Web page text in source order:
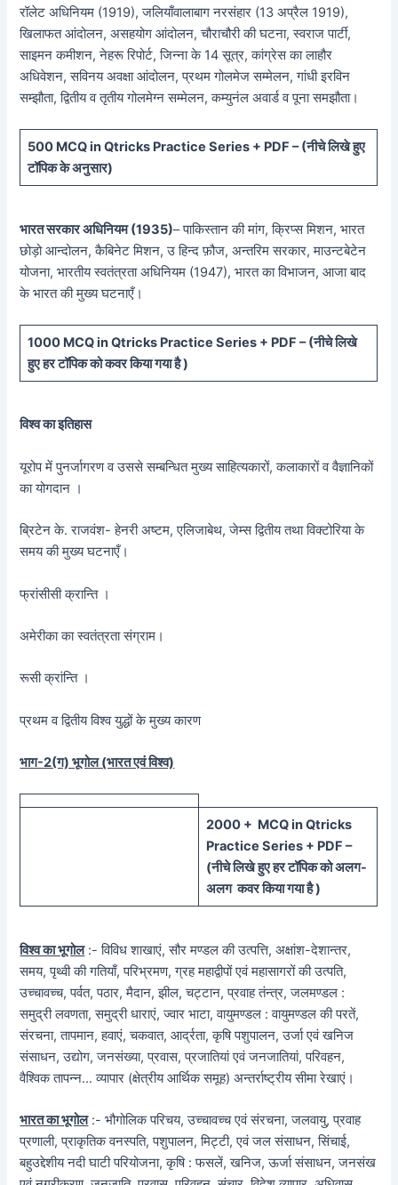
रॉलेट अधिनियम (1919), जलियाँवालाबाग नरसंहार (13 अप्रैल 1919),
खिलाफत आंदोलन, असहयोग आंदोलन, चौराचौरी की घटना, स्वराज पार्टी,
साइमन कमीशन, नेहरू रिपोर्ट, जिन्ना के 14 सूत्र, कांग्रेस का लाहौर
अधिवेशन, सविनय अवक्षा आंदोलन, प्रथम गोलमेज सम्मेलन, गांधी इरविन
सम्झौता, द्वितीय व तृतीय गोलमेग्न सम्मेलन, कम्युनंल अवार्ड व पूना समझौता।
500 MCQ in Qtricks Practice Series + PDF – (नीचेलिखे हुए
टॉपिक के अनुसार)
भारत सरकार अधिनियम (1935)– पाकिस्तान की मांग, क्रिप्स मिशन, भारत
छोड़ो आन्दोलन, कैबिनेट मिशन, उ हिन्द फ़ौज, अन्तरिम सरकार, माउन्टबेटेन
योजना, भारतीय स्वतंत्रता अधिनियम (1947), भारत का विभाजन, आजा बाद
के भारत की मुख्य घटनाएँ।
1000 MCQ in Qtricks Practice Series + PDF – (नीचेलिखे
हुएहर टॉपिक को कवर किया गया है )
विश्व का इतिहास
यूरोप में पुनर्जागरण व उससे सम्बन्धित मुख्य साहित्यकारों, कलाकारों व वैज्ञानिकों
का योगदान ।
ब्रिटेन के. राजवंश- हेनरी अष्टम, एलिजाबेथ, जेम्स द्वितीय तथा विक्टोरिया के
समय की मुख्य घटनाएँ।
फ्रांसीसी क्रान्ति ।
अमेरीका का स्वतंत्रता संग्राम।
रूसी क्रांन्ति ।
प्रथम व द्वितीय विश्व युद्धों के मुख्य कारण
भाग-2(ग) भूगोल (भारत एवं विश्व)
2000 + MCQ in Qtricks
Practice Series + PDF –
(नीचेलिखे हुएहर टॉपिक कोअलग-
अलग कवर किया गया है )
विश्व का भूगोल:- विविध शाखाएं, सौर मण्डल की उत्पत्ति, अक्षांश-देशान्तर,
समय, पृथ्वी की गतियाँ, परिभ्रमण, ग्रह महाद्वीपों एवं महासागरों की उत्पति,
उच्चावच्च, पर्वत, पठार, मैदान, झील, चट्टान, प्रवाह तंन्त्र, जलमण्डल :
समुद्री लवणता, समुद्री धाराएं, ज्वार भाटा, वायुमण्डल : वायुमण्डल की परतें,
संरचना, तापमान, हवाएं, चकवात, आर्द्रता, कृषि पशुपालन, उर्जा एवं खनिज
संसाधन, उद्योग, जनसंख्या, प्रवास, प्रजातियां एवं जनजातियां, परिवहन,
वैश्विक तापन्न… व्यापार (क्षेत्रीय आर्थिक समूह) अन्तर्राष्ट्रीय सीमा रेखाएं।
भारत का भूगोल:- भौगोलिक परिचय, उच्चावच्च एवं संरचना, जलवायु, प्रवाह
प्रणाली, प्राकृतिक वनस्पति, पशुपालन, मिट्टी, एवं जल संसाधन, सिंचाई,
बहुउद्देशीय नदी घाटी परियोजना, कृषि : फसलें, खनिज, ऊर्जा संसाधन, जनसंख